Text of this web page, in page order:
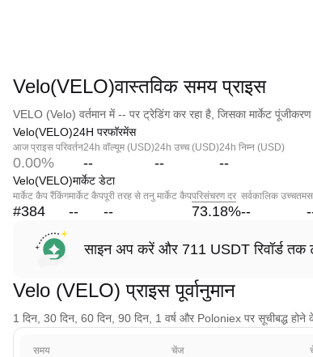
Velo(VELO)वास्तविक समय प्राइस
VELO (Velo) वर्तमान में -- पर ट्रेडिंग कर रहा है, जिसका मार्केट
Velo(VELO)24H परफॉरमेंस
आज प्राइस परिवर्तन
0.00%
24h वॉल्यूम (USD)
--
24h उच्च (USD)
--
24h निम्न (USD)
--
Velo(VELO)मार्केट डेटा
मार्केट कैप रैंकिंग
#384
मार्केट कैप
--
पूरी तरह से तनु मार्केट कैप
--
परिसंचरण दर
73.18%
सर्वकालिक उच्चतम
--
साइन अप करें और 711 USDT रिवॉर्ड तक
Velo (VELO) प्राइस पूर्वानुमान
1 दिन, 30 दिन, 60 दिन, 90 दिन, 1 वर्ष और Poloniex पर सूचीबद्ध
समय चेंज